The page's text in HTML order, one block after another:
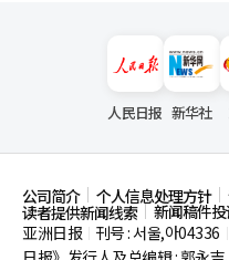
人民日报 新华社
公司简介 个人信息处理方针
读者提供新闻线索
新闻稿件
亚洲日报
刊号 : 서울,아04336